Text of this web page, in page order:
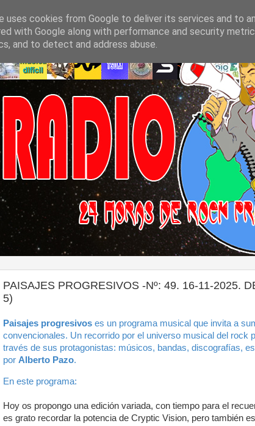
PAISAJES PROGRESIVOS -Nº: 49. 16-11-2025.
5)
Paisajes progresivos es un programa musical que invita a
convencionales. Un recorrido por el universo musical del rock
través de sus protagonistas: músicos, bandas, discografías,
por Alberto Pazo.
En este programa:
Hoy os propongo una edición variada, con tiempo para el
es grato recordar la potencia de Cryptic Vision, pero también
uses cookies from Google to deliver its services and to
with Google along with performance and security
and to detect and address abuse.